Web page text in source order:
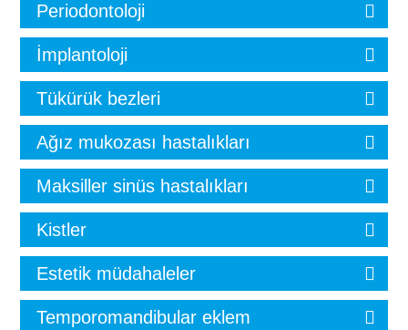
Periodontoloji
İmplantoloji
Tükürük bezleri
Ağız mukozası hastalıkları
Maksiller sinüs hastalıkları
Kistler
Estetik müdahaleler
Temporomandibular eklem